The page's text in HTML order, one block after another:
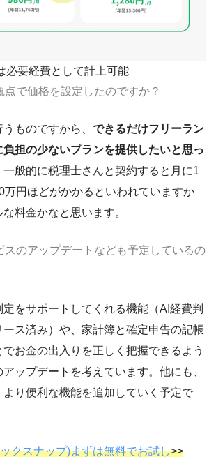
必要経費として計上可能
点で価格を設定したのですか？
ものですから、 できるだけフリーラン
負担の少ないプランを提供したいと思っ
一般的に税理士さんと契約すると月に1
万円ほどがかかるといわれていますか
料金かなと思います。
スのアップデートなども予定しているの
をサポートしてくれる機能（AI経費判
ス済み）や、家計簿と確定申告の記帳
お金の出入りを正しく把握できるよう
ップデートを考えています。他にも、
り便利な機能を追加していく予定で
クスナップ)まずは無料でお試し>>